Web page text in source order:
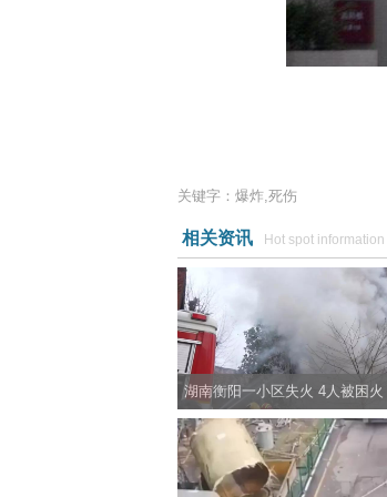
关键字：爆炸,死伤
相关资讯 Hot spot information
湖南衡阳一小区失火 4人被困火
场